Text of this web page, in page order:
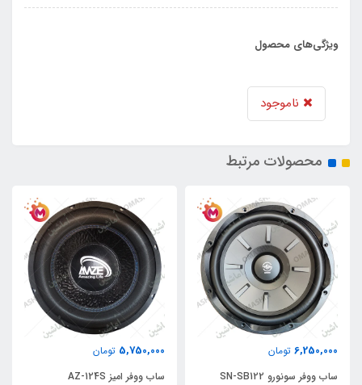
ویژگی‌های محصول
ناموجود
محصولات مرتبط
6,250,000 تومان
ساب ووفر سونورو SN-SB122
5,750,000 تومان
ساب ووفر امیز AZ-124S